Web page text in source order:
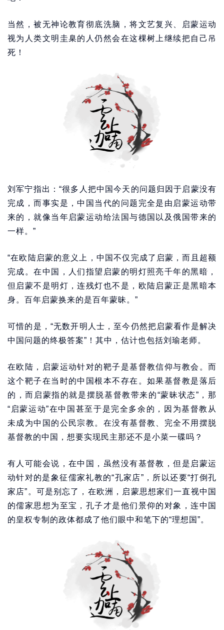
当然，被无神论教育彻底洗脑，将文艺复兴、启蒙运动
视为人类文明圭臬的人仍然会在这棵树上继续把自己吊
死！
刘军宁指出：“很多人把中国今天的问题归因于启蒙没有
完成，而事实是，中国当代的问题完全是由启蒙运动带
来的，就像当年启蒙运动给法国与德国以及俄国带来的
一样。”
“在欧陆启蒙的意义上，中国不仅完成了启蒙，而且超额
完成。在中国，人们指望启蒙的明灯照亮千年的黑暗，
但启蒙不是明灯，连残灯也不是，欧陆启蒙正是黑暗本
身。百年启蒙换来的是百年蒙昧。”
可惜的是，“无数开明人士，至今仍然把启蒙看作是解决
中国问题的终极答案”！其中，估计也包括刘瑜老师。
在欧陆，启蒙运动针对的靶子是基督教信仰与教会。而
这个靶子在当时的中国根本不存在。如果基督教是落后
的，而启蒙指的就是摆脱基督教带来的“蒙昧状态”，那
“启蒙运动”在中国甚至于是完全多余的，因为基督教从
未成为中国的公民宗教。在没有基督教、完全不用摆脱
基督教的中国，想要实现民主那还不是小菜一碟吗？
有人可能会说，在中国，虽然没有基督教，但是启蒙运
动针对的是象征儒家礼教的“孔家店”，所以还要“打倒孔
家店”。可是别忘了，在欧洲，启蒙思想家们一直视中国
的儒家思想为至宝，孔子才是他们景仰的对象，连中国
的皇权专制的政体都成了他们眼中和笔下的“理想国”。